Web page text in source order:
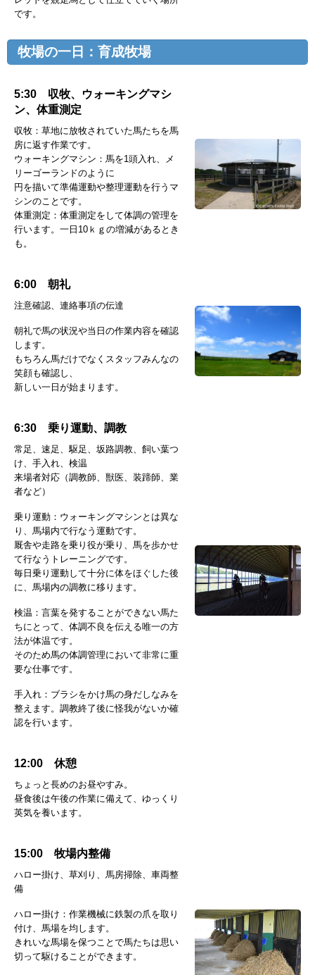
です。
牧場の一日：育成牧場
5:30 収牧、ウォーキングマシ
ン、体重測定
収牧：草地に放牧されていた馬たちを馬
房に返す作業です。
ウォーキングマシン：馬を1頭入れ、メ
リーゴーランドのように
円を描いて準備運動や整理運動を行うマ
シンのことです。
体重測定：体重測定をして体調の管理を
行います。一日10ｋｇの増減があるとき
も。
6:00 朝礼
注意確認、連絡事項の伝達
朝礼で馬の状況や当日の作業内容を確認
します。
もちろん馬だけでなくスタッフみんなの
笑顔も確認し、
新しい一日が始まります。
6:30 乗り運動、調教
常足、速足、駆足、坂路調教、飼い葉つ
け、手入れ、検温
来場者対応（調教師、獣医、装蹄師、業
者など）
乗り運動：ウォーキングマシンとは異な
り、馬場内で行なう運動です。
厩舎や走路を乗り役が乗り、馬を歩かせ
て行なうトレーニングです。
毎日乗り運動して十分に体をほぐした後
に、馬場内の調教に移ります。
検温：言葉を発することができない馬た
ちにとって、体調不良を伝える唯一の方
法が体温です。
そのため馬の体調管理において非常に重
要な仕事です。
手入れ：ブラシをかけ馬の身だしなみを
整えます。調教終了後に怪我がないか確
認を行います。
12:00 休憩
ちょっと長めのお昼やすみ。
昼食後は午後の作業に備えて、ゆっくり
英気を養います。
15:00 牧場内整備
ハロー掛け、草刈り、馬房掃除、車両整
備
ハロー掛け：作業機械に鉄製の爪を取り
付け、馬場を均します。
きれいな馬場を保つことで馬たちは思い
切って駆けることができます。